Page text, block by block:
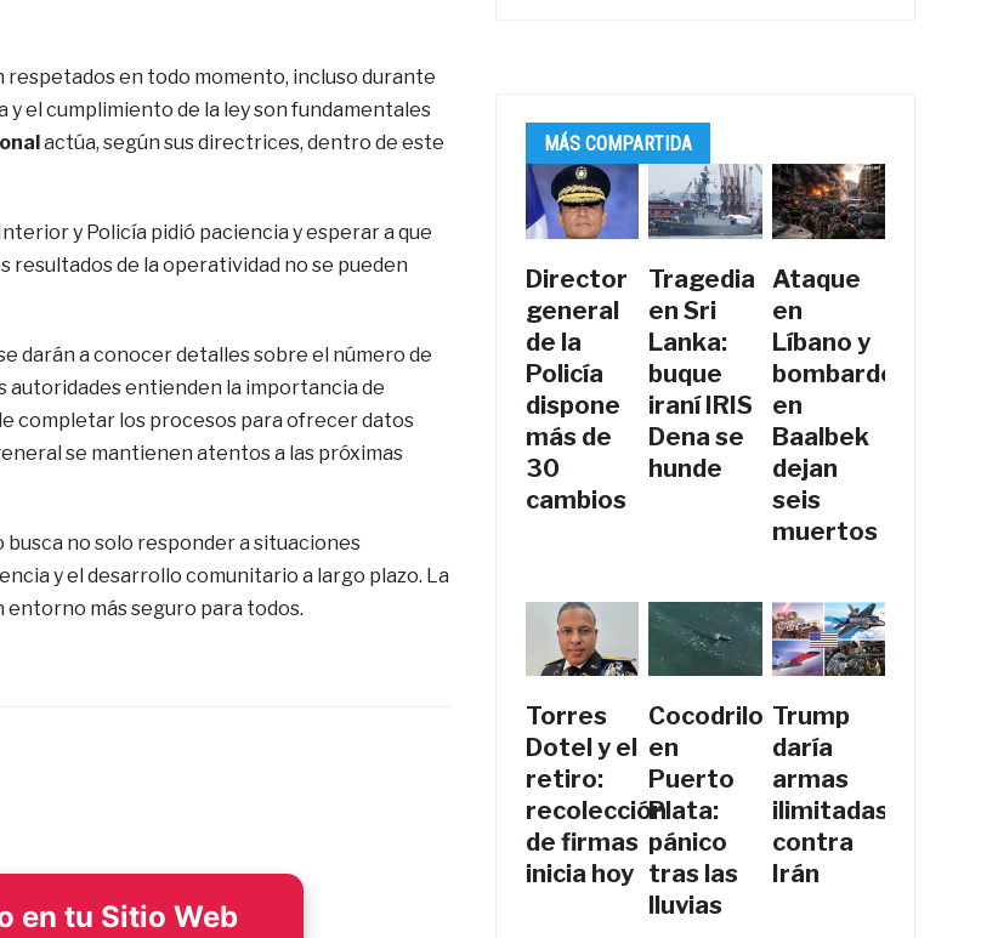
respetados en todo momento, incluso durante
el cumplimiento de la ley son fundamentales
actúa, según sus directrices, dentro de este
y Policía pidió paciencia y esperar a que
de la operatividad no se pueden
darán a conocer detalles sobre el número de
autoridades entienden la importancia de
completar los procesos para ofrecer datos
se mantienen atentos a las próximas
no solo responder a situaciones
y el desarrollo comunitario a largo plazo. La
más seguro para todos.
en tu Sitio Web
MÁS COMPARTIDA
Director
general
de la
Policía
dispone
más de
30
cambios
Tragedia
en Sri
Lanka:
buque
iraní IRIS
Dena se
hunde
Ataque
en
Líbano y
bombardeos
en
Baalbek
dejan
seis
muertos
Torres
Dotel y el
retiro:
recolección
de firmas
inicia hoy
Cocodrilo
en
Puerto
Plata:
pánico
tras las
lluvias
Trump
daría
armas
ilimitadas
contra
Irán